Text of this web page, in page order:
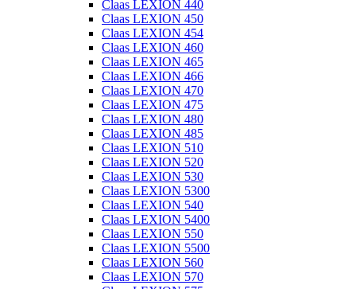
Claas LEXION 440
Claas LEXION 450
Claas LEXION 454
Claas LEXION 460
Claas LEXION 465
Claas LEXION 466
Claas LEXION 470
Claas LEXION 475
Claas LEXION 480
Claas LEXION 485
Claas LEXION 510
Claas LEXION 520
Claas LEXION 530
Claas LEXION 5300
Claas LEXION 540
Claas LEXION 5400
Claas LEXION 550
Claas LEXION 5500
Claas LEXION 560
Claas LEXION 570